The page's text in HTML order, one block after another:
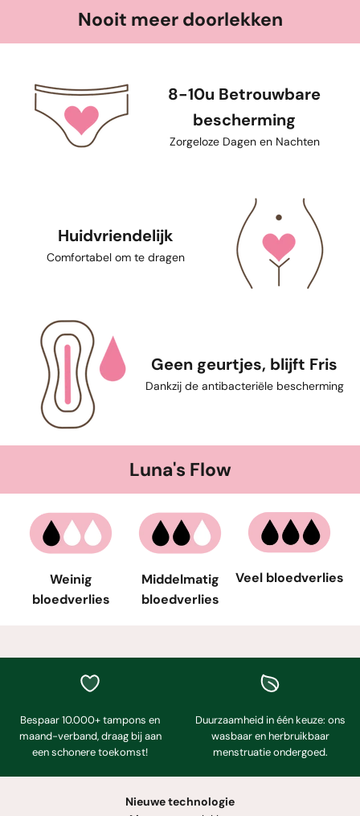
Nooit meer doorlekken
8-10u Betrouwbare
bescherming
Zorgeloze Dagen en Nachten
Huidvriendelijk
Comfortabel om te dragen
Geen geurtjes, blijft Fris
Dankzij de antibacteriële bescherming
Luna's Flow
Weinig
bloedverlies
Middelmatig
bloedverlies
Veel bloedverlies
Bespaar 10.000+ tampons en
maand-verband, draag bij aan
een schonere toekomst!
Duurzaamheid in één keuze: ons
wasbaar en herbruikbaar
menstruatie ondergoed.
Nieuwe technologie